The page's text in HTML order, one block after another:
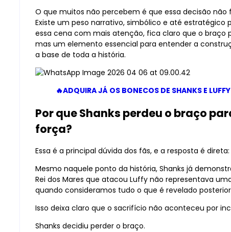
O que muitos não percebem é que essa decisão
Existe um peso narrativo, simbólico e até estratégico
essa cena com mais atenção, fica claro que o braço
mas um elemento essencial para entender a
a base de toda a história.
🔥ADQUIRA JÁ OS BONECOS DE SHANKS E
Por que Shanks perdeu o braço
força?
Essa é a principal dúvida dos fãs, e a resposta é
Mesmo naquele ponto da história, Shanks já
Rei dos Mares que atacou Luffy não representava
quando consideramos tudo o que é revelado
Isso deixa claro que o sacrifício não aconteceu por
Shanks decidiu perder o braço.